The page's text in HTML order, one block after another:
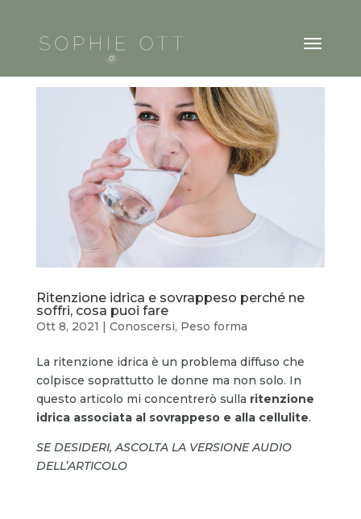
Ritenzione idrica e sovrappeso perché ne
soffri, cosa puoi fare
Ott 8, 2021 | Conoscersi, Peso forma
La ritenzione idrica è un problema diffuso che
colpisce soprattutto le donne ma non solo. In
questo articolo mi concentrerò sulla ritenzione
idrica associata al sovrappeso e alla cellulite.
SE DESIDERI, ASCOLTA LA VERSIONE AUDIO
DELL’ARTICOLO